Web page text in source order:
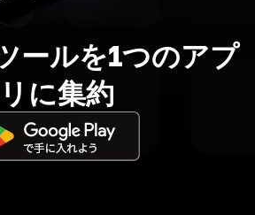
ールを1つのアプ
リに集約